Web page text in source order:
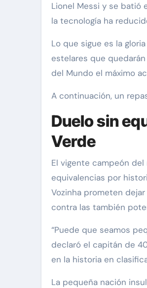
Lionel Messi y se batió
la tecnología ha
Lo que sigue es la
estelares que
del Mundo el máximo
A continuación, un
Duelo sin
Verde
El vigente campeón
equivalencias por
Vozinha prometen
contra las también
“Puede que seamos
declaró el capitán de
en la historia en
La pequeña nación